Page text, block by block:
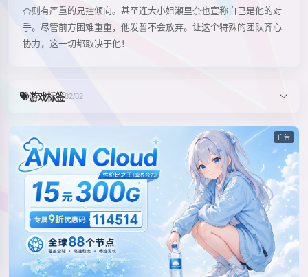
杏则有严重的兄控倾向。甚至连大小姐瀬里奈也宣称自己是他的对
手。尽管前方困难重重，他发誓不会放弃。让这个特殊的团队齐心
协力，这一切都取决于他！
游戏标签82/82
广告